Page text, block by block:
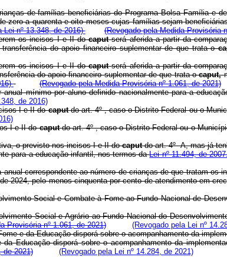
de famílias beneficiárias do Programa Bolsa Família e
zero a quarenta e oito meses cujas famílias sejam
Lei nº 13.348, de 2016) (Revogado pela Medida Provisória
os incisos I e II docaputserá aferida a partir da
do apoio financeiro suplementar de que trata o
os incisos I e II docaputserá aferida a partir da
do apoio financeiro suplementar de que trata ocaput,
(Revogado pela Medida Provisória nº 1.061, de 2021)
anual mínimo por aluno definido nacionalmente para a
de 2016)
I e II docaputdo art. 4º, caso o Distrito Federal ou o
I e II docaputdo art. 4º, caso o Distrito Federal ou o
o previsto nos incisos I e II docaputdo art. 4º-A, mas já
para a educação infantil, nos termos daLei nº 11.494, de
correspondente ao número de crianças de que tratam os
2024, pelo menos cinquenta por cento de atendimento em
Social e Combate à Fome ao Fundo Nacional de
Social e Agrário ao Fundo Nacional do
Provisória nº 1.061, de 2021)
(Revogado pela Lei nº
e da Educação disporá sobre o acompanhamento da
da Educação disporá sobre o acompanhamento da
de 2021)
(Revogado pela Lei nº 14.284, de 2021)